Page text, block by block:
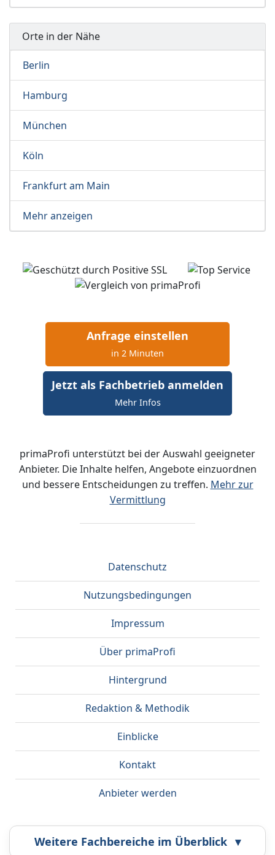
Orte in der Nähe
Berlin
Hamburg
München
Köln
Frankfurt am Main
Mehr anzeigen
Anfrage einstellen
in 2 Minuten
Jetzt als Fachbetrieb anmelden
Mehr Infos
primaProfi unterstützt bei der Auswahl geeigneter
Anbieter. Die Inhalte helfen, Angebote einzuordnen
und bessere Entscheidungen zu treffen. Mehr zur
Vermittlung
Datenschutz
Nutzungsbedingungen
Impressum
Über primaProfi
Hintergrund
Redaktion & Methodik
Einblicke
Kontakt
Anbieter werden
Weitere Fachbereiche im Überblick ▾